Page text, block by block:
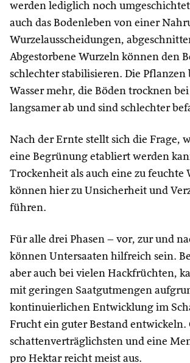
werden lediglich noch
auch das Bodenleben von einer
Wurzelausscheidungen,
Abgestorbene Wurzeln können den
schlechter stabilisieren. Die Pflanzen
Wasser mehr, die Böden trocknen
langsamer ab und sind schlechter
Nach der Ernte stellt sich die Frage,
eine Begrünung etabliert werden
Trockenheit als auch eine zu feuchte
können hier zu Unsicherheit und
führen.
Für alle drei Phasen – vor, zur und
können Untersaaten hilfreich sein.
aber auch bei vielen Hackfrüchten,
mit geringen Saatgutmengen
kontinuierlichen Entwicklung im
Frucht ein guter Bestand entwickeln.
schattenverträglichsten und eine
pro Hektar reicht meist aus.